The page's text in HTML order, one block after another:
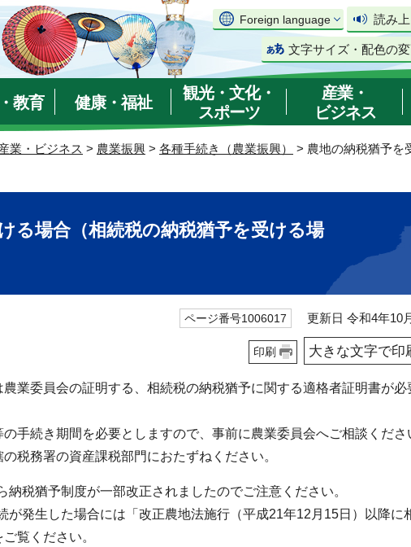
Foreign language 読み
文字サイズ・配色の
教育 健康・福祉
観光・文化・
スポーツ
産業・
ビジネス
業・ビジネス > 農業振興 > 各種手続き（農業振興）
> 農地の納税猶予を
る場合（相続税の納税猶予を受ける場
ページ番号1006017 更新日 令和4年10
印刷 大きな文字で印
業委員会の証明する、相続税の納税猶予に関する適格者証明書が必
手続き期間を必要としますので、事前に農業委員会へご相談くださ
税務署の資産課税部門におたずねください。
納税猶予制度が一部改正されましたのでご注意ください。
が発生した場合には「改正農地法施行（平成21年12月15日）以降に
覧ください。